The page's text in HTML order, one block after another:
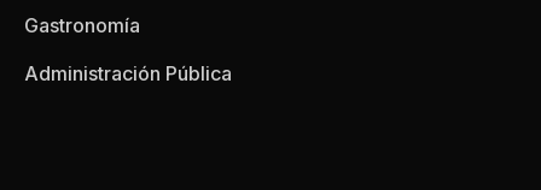
Gastronomía
Administración Pública